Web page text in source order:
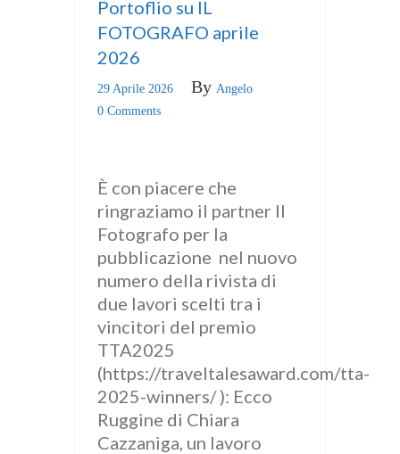
Portoflio su IL
FOTOGRAFO aprile
2026
29 Aprile 2026 By Angelo
0 Comments
È con piacere che
ringraziamo il partner Il
Fotografo per la
pubblicazione nel nuovo
numero della rivista di
due lavori scelti tra i
vincitori del premio
TTA2025
(https://traveltalesaward.com/tta-
2025-winners/ ): Ecco
Ruggine di Chiara
Cazzaniga, un lavoro